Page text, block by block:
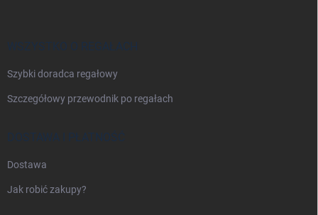
WSZYSTKO O REGAŁACH
Szybki doradca regałowy
Szczegółowy przewodnik po regałach
DOSTAWA I PŁATNOŚĆ
Dostawa
Jak robić zakupy?